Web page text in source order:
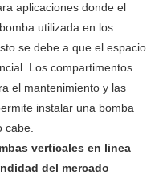
aplicaciones donde el
utilizada en los
se debe a que el espacio
Los compartimentos
el mantenimiento y las
instalar una bomba
cabe.
verticales en linea
del mercado